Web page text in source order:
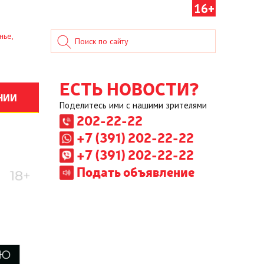
16+
ЕСТЬ НОВОСТИ?
Поделитесь ими с нашими зрителями
202-22-22
+7 (391) 202-22-22
+7 (391) 202-22-22
Подать объявление